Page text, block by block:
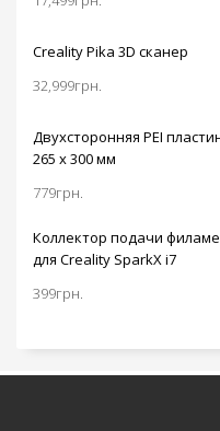
Creality Pika 3D сканер
32,999грн.
Двухсторонняя PEI
265 x 300 мм
779грн.
Коллектор подачи
для Creality SparkX i7
399грн.